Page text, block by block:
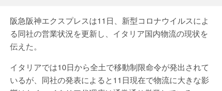
阪急阪神エクスプレスは11日、新型コロナウイルスによ
る同社の営業状況を更新し、イタリア国内物流の現状を
伝えた。
イタリアでは10日から全土で移動制限命令が発出されて
いるが、同社の発表によると11日現在で物流に大きな影